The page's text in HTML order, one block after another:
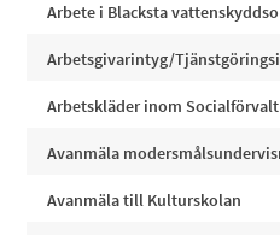
Arbete i Blacksta
Arbetsgivarintyg/
Arbetskläder inom
Avanmäla
Avanmäla till Kulturskolan